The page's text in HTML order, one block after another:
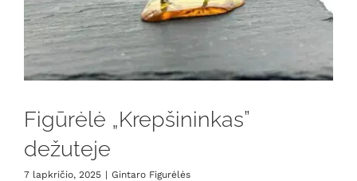
Figūrėlė „Krepšininkas”
dežuteje
7 lapkričio, 2025 | Gintaro Figurėlės